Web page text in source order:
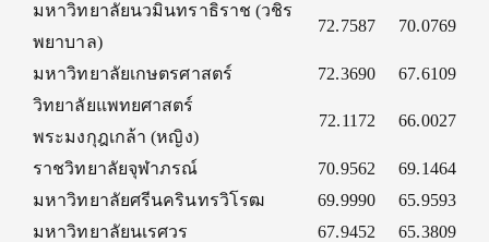
มหาวิทยาลัยนวมินทราธิราช (วชิร
พยาบาล)
72.7587 70.0769
มหาวิทยาลัยเกษตรศาสตร์ 72.3690
67.6109
วิทยาลัยแพทยศาสตร์
พระมงกุฎเกล้า (หญิง)
72.1172 66.0027
ราชวิทยาลัยจุฬาภรณ์ 70.9562
69.1464
มหาวิทยาลัยศรีนครินทรวิโรฒ
69.9990
65.9593
มหาวิทยาลัยนเรศวร
67.9452
65.3809